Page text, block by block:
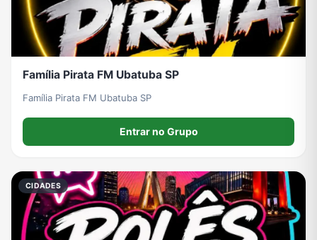
Família Pirata FM Ubatuba SP
Família Pirata FM Ubatuba SP
Entrar no Grupo
CIDADES